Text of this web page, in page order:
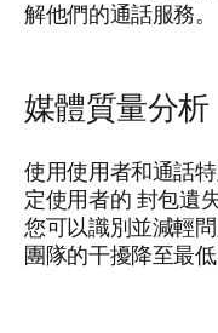
解他們的通話服務。
媒體質量分析
使用使用者和通話
定使用者的 封包遺
您可以識別並減輕
團隊的干擾降至最低